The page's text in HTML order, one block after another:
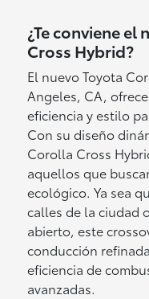
¿Te conviene
Cross Hybrid?
El nuevo Toyota
Angeles, CA,
eficiencia y estilo
Con su diseño
Corolla Cross
aquellos que
ecológico. Ya sea
calles de la ciudad
abierto, este
conducción
eficiencia de
avanzadas.